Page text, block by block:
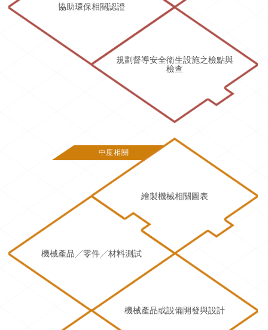
協助環保相關認證
規劃督導安全衛生設施之檢點與
檢查
中度相關
繪製機械相關圖表
機械產品╱零件╱材料測試
機械產品或設備開發與設計